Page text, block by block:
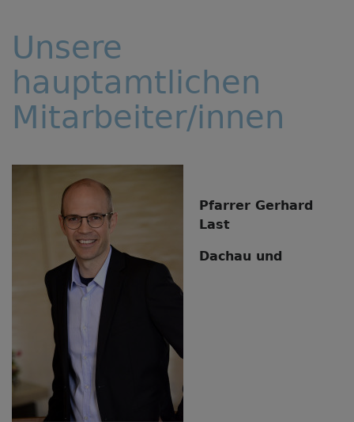
Unsere
hauptamtlichen
Mitarbeiter/innen
Pfarrer Gerhard
Last
Dachau und